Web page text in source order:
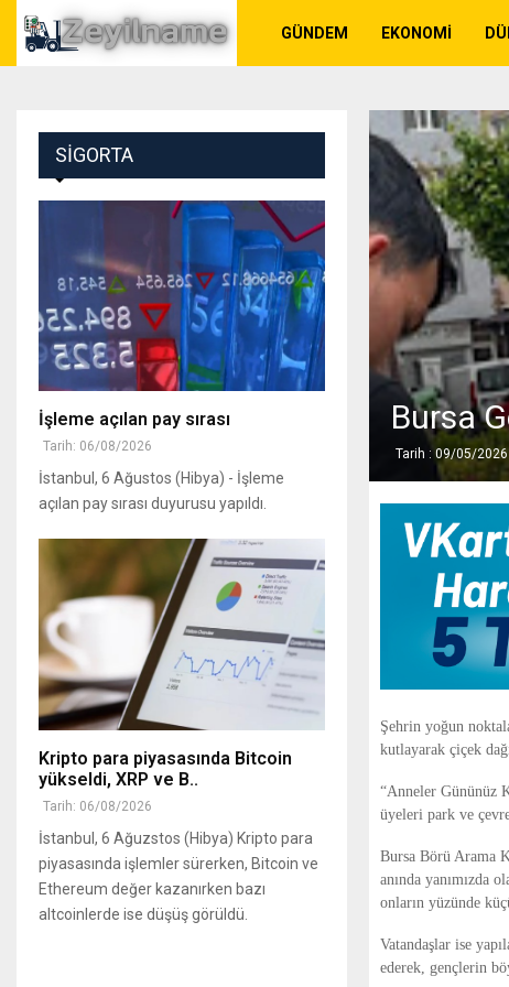
GÜNDEM EKONOMI
Bursa
Tarih : 09/05/2026
Şehrin yoğun
kutlayarak çiçek
“Anneler Gününüz
üyeleri park ve
Bursa Börü Arama
anında yanımızda
onların yüzünde
Vatandaşlar ise
ederek, gençlerin
SIGORTA
İşleme açılan pay sırası
Tarih: 06/08/2026
İstanbul, 6 Ağustos (Hibya) - İşleme
açılan pay sırası duyurusu yapıldı.
Kripto para piyasasında Bitcoin
yükseldi, XRP ve B..
Tarih: 06/08/2026
İstanbul, 6 Ağuzstos (Hibya) Kripto para
piyasasında işlemler sürerken, Bitcoin ve
Ethereum değer kazanırken bazı
altcoinlerde ise düşüş görüldü.